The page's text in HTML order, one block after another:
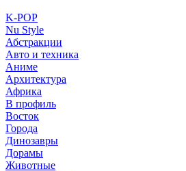
K-POP
Nu Style
Абстракции
Авто и техника
Аниме
Архитектура
Африка
В профиль
Восток
Города
Динозавры
Дорамы
Животные